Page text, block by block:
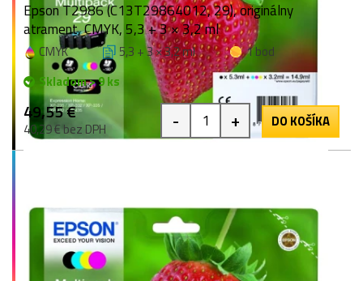
Epson T2986 (C13T29864012, 29), originálny
atrament, CMYK, 5,3 + 3 × 3,2 ml
CMYK 5,3 + 3 × 3,2 ml
1 bod
Skladom > 9 ks
49,55 €
40,29 € bez DPH - + DO KOŠÍKA